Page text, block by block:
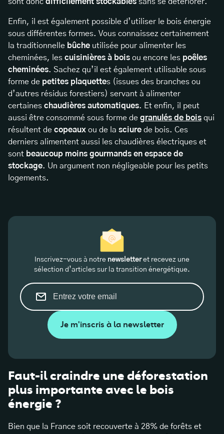
Enfin, il est également possible d’utiliser le bois énergie
sous différentes formes. Vous connaissez certainement
la traditionnelle bûche utilisée pour alimenter les
cheminées, les cuisinières à bois ou encore les poêles
cheminées. Sachez qu’il est également utilisable sous
forme de petites plaquettes (issues des branches ou
d’autres résidus forestiers) servant à alimenter
certaines chaudières automatiques. Et enfin, il peut
aussi être consommé sous forme de granulés de bois qui
résultent de copeaux ou de la sciure de bois. Ces
derniers alimentent aussi les chaudières électriques et
sont beaucoup moins gourmands en espace de
stockage. Un argument non négligeable pour les petits
logements.
Inscrivez-vous à notre newsletteret recevez une
sélection d’articles sur la transition énergétique.
Je m'inscris à la newsletter
Faut-il craindre une déforestation
plus importante avec le bois
énergie ?
Bien que la France soit recouverte à 28% de forêts et